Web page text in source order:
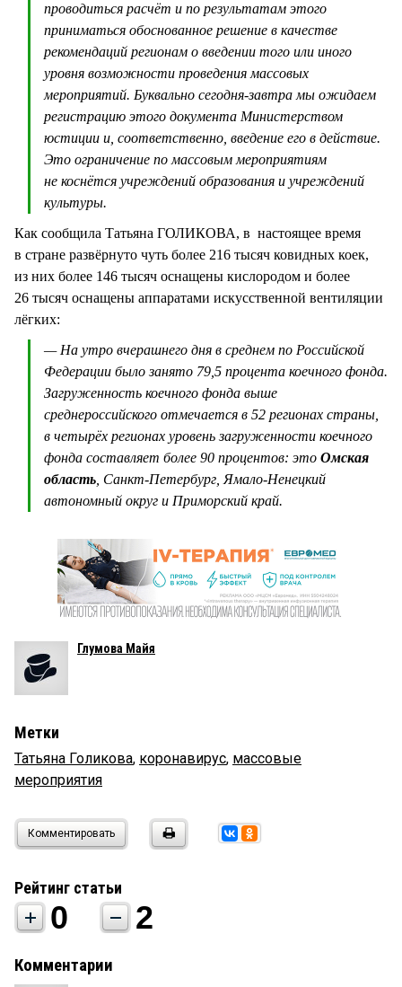
проводиться расчёт и по результатам этого
приниматься обоснованное решение в качестве
рекомендаций регионам о введении того или иного
уровня возможности проведения массовых
мероприятий. Буквально сегодня-завтра мы ожидаем
регистрацию этого документа Министерством
юстиции и, соответственно, введение его в действие.
Это ограничение по массовым мероприятиям
не коснётся учреждений образования и учреждений
культуры.
Как сообщила Татьяна ГОЛИКОВА, в настоящее время
в стране развёрнуто чуть более 216 тысяч ковидных коек,
из них более 146 тысяч оснащены кислородом и более
26 тысяч оснащены аппаратами искусственной вентиляции
лёгких:
— На утро вчерашнего дня в среднем по Российской
Федерации было занято 79,5 процента коечного фонда.
Загруженность коечного фонда выше
среднероссийского отмечается в 52 регионах страны,
в четырёх регионах уровень загруженности коечного
фонда составляет более 90 процентов: это Омская
область , Санкт-Петербург, Ямало-Ненецкий
автономный округ и Приморский край.
Глумова Майя
Метки
Татьяна Голикова, коронавирус, массовые
мероприятия
Комментировать
Рейтинг статьи
0 2
Комментарии